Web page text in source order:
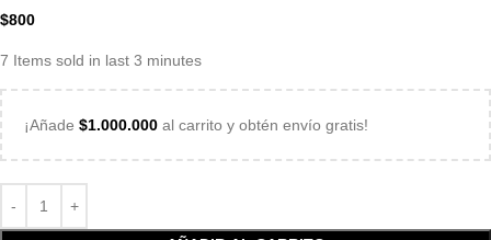
$800
7 Items sold in last 3 minutes
¡Añade $1.000.000 al carrito y obtén envío gratis!